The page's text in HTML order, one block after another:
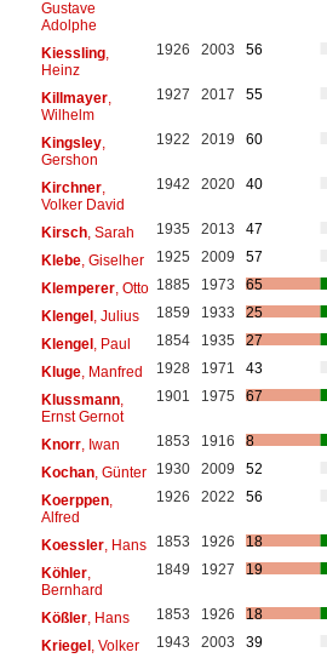
Gustave
Adolphe
Kiessling,
Heinz
1926 2003 56
Killmayer,
Wilhelm
1927 2017 55
Kingsley,
Gershon
1922 2019 60
Kirchner,
Volker David
1942 2020 40
Kirsch, Sarah 1935 2013
47
Klebe, Giselher 1925 2009
57
Klemperer, Otto 1885 1973
65
Klengel, Julius 1859 1933
25
Klengel, Paul 1854 1935
27
Kluge, Manfred 1928 1971
43
Klussmann,
Ernst Gernot
1901 1975 67
Knorr, Iwan 1853 1916
8
Kochan, Günter 1930 2009
52
Koerppen,
Alfred
1926 2022 56
Koessler, Hans 1853 1926
18
Köhler,
Bernhard
1849 1927 19
Kößler, Hans 1853 1926
18
Kriegel, Volker 1943 2003
39